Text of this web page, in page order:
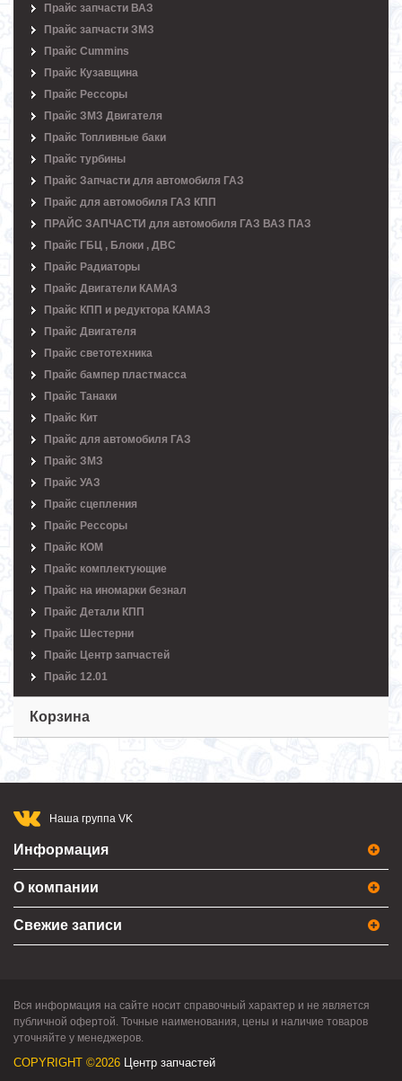
Прайс запчасти ВАЗ
Прайс запчасти ЗМЗ
Прайс Cummins
Прайс Кузавщина
Прайс Рессоры
Прайс ЗМЗ Двигателя
Прайс Топливные баки
Прайс турбины
Прайс Запчасти для автомобиля ГАЗ
Прайс для автомобиля ГАЗ КПП
ПРАЙС ЗАПЧАСТИ для автомобиля ГАЗ ВАЗ ПАЗ
Прайс ГБЦ , Блоки , ДВС
Прайс Радиаторы
Прайс Двигатели КАМАЗ
Прайс КПП и редуктора КАМАЗ
Прайс Двигателя
Прайс светотехника
Прайс бампер пластмасса
Прайс Танаки
Прайс Кит
Прайс для автомобиля ГАЗ
Прайс ЗМЗ
Прайс УАЗ
Прайс сцепления
Прайс Рессоры
Прайс КОМ
Прайс комплектующие
Прайс на иномарки безнал
Прайс Детали КПП
Прайс Шестерни
Прайс Центр запчастей
Прайс 12.01
Корзина
Наша группа VK
Информация
О компании
Свежие записи
Вся информация на сайте носит справочный характер и не является
публичной офертой. Точные наименования, цены и наличие товаров
уточняйте у менеджеров.
COPYRIGHT ©2026 Центр запчастей